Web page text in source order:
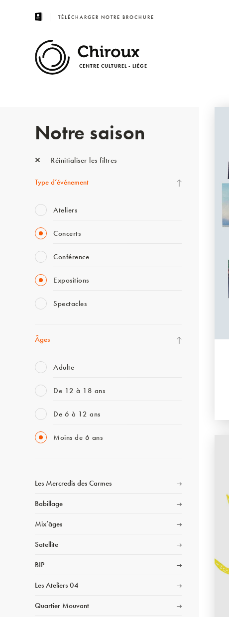
TÉLÉCHARGER NOTRE BROCHURE
CENTRE CULTUREL - LIÈGE
Notre saison
Réinitialiser les filtres
Type d’événement
Ateliers
Concerts
Conférence
Expositions
Spectacles
Âges
Adulte
De 12 à 18 ans
De 6 à 12 ans
Moins de 6 ans
Les Mercredis des Carmes
Babillage
Mix’âges
Satellite
BIP
Les Ateliers 04
Quartier Mouvant